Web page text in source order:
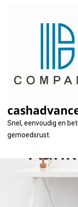
Snel, eenvoudig en
gemoedsrust.